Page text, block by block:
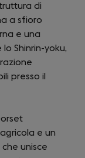
di
a sfioro
e una
Shinrin-yoku,
presso il
e un
unisce